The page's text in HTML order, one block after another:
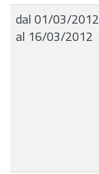
dal 01/03/2012
al 16/03/2012